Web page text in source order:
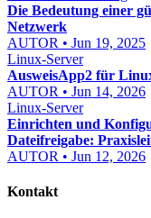
Die Bedeutung einer
Netzwerk
AUTOR • Jun 19, 2025
Linux-Server
AusweisApp2 für
AUTOR • Jun 14, 2026
Linux-Server
Einrichten und
Dateifreigabe:
AUTOR • Jun 12, 2026
Kontakt